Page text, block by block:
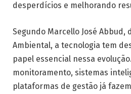
desperdícios e melhorando
Segundo Marcello José Abbud,
Ambiental, a tecnologia tem
papel essencial nessa
monitoramento, sistemas
plataformas de gestão já